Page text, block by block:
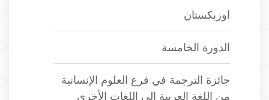
اوزبكستان
الدورة الخامسة
جائزة الترجمة في فرع العلوم الإنسانية
من اللغة العربية إلى اللغات الأخرى